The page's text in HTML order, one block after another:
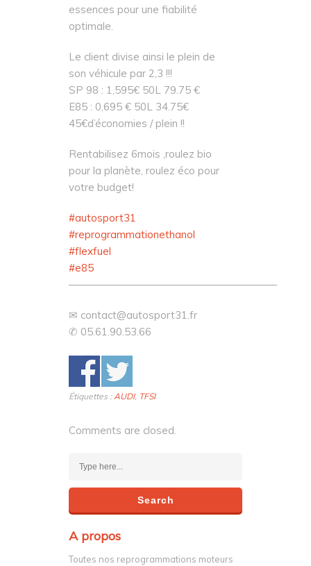
essences pour une fiabilité
optimale.
Le client divise ainsi le plein de
son véhicule par 2,3 !!!
SP 98 : 1,595€ 50L 79.75 €
E85 : 0,695 € 50L 34.75€
45€d’économies / plein !!
Rentabilisez 6mois ,roulez bio
pour la planète, roulez éco pour
votre budget!
#autosport31
#reprogrammationethanol
#flexfuel
#e85
————————————————————
✉ contact@autosport31.fr
✆ 05.61.90.53.66
Étiquettes :AUDI, TFSI
Comments are closed.
A propos
Toutes nos reprogrammations moteurs